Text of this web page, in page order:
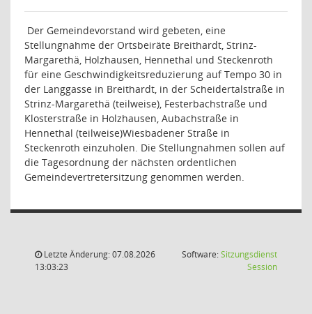
Der Gemeindevorstand wird gebeten, eine
Stellungnahme der Ortsbeiräte Breithardt, Strinz-
Margarethä, Holzhausen, Hennethal und Steckenroth
für eine Geschwindigkeitsreduzierung auf Tempo 30 in
der Langgasse in Breithardt, in der Scheidertalstraße in
Strinz-Margarethä (teilweise), Festerbachstraße und
Klosterstraße in Holzhausen, Aubachstraße in
Hennethal (teilweise)Wiesbadener Straße in
Steckenroth einzuholen. Die Stellungnahmen sollen auf
die Tagesordnung der nächsten ordentlichen
Gemeindevertretersitzung genommen werden.
Letzte Änderung: 07.08.2026
13:03:23
Software:Sitzungsdienst
Session(Wird in